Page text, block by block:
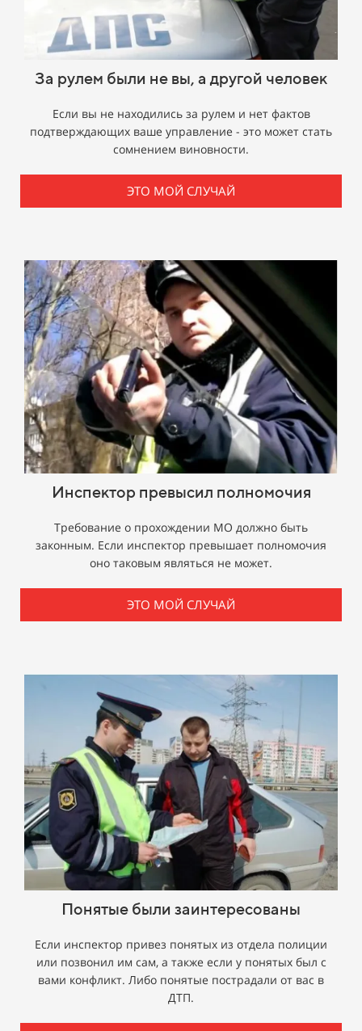
За рулем были не вы, а другой человек
Если вы не находились за рулем и нет фактов
подтверждающих ваше управление - это может стать
сомнением виновности.
ЭТО МОЙ СЛУЧАЙ
Инспектор превысил полномочия
Требование о прохождении МО должно быть
законным. Если инспектор превышает полномочия
оно таковым являться не может.
ЭТО МОЙ СЛУЧАЙ
Понятые были заинтересованы
Если инспектор привез понятых из отдела полиции
или позвонил им сам, а также если у понятых был с
вами конфликт. Либо понятые пострадали от вас в
ДТП.